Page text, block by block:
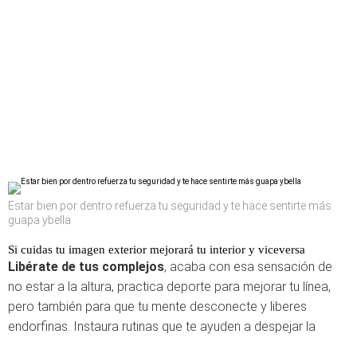
Estar bien por dentro refuerza tu seguridad y te hace sentirte más
guapa ybella
Si cuidas tu imagen exterior mejorará tu interior y viceversa
Libérate de tus complejos, acaba con esa sensación de
no estar a la altura, practica deporte para mejorar tu línea,
pero también para que tu mente desconecte y liberes
endorfinas. Instaura rutinas que te ayuden a despejar la